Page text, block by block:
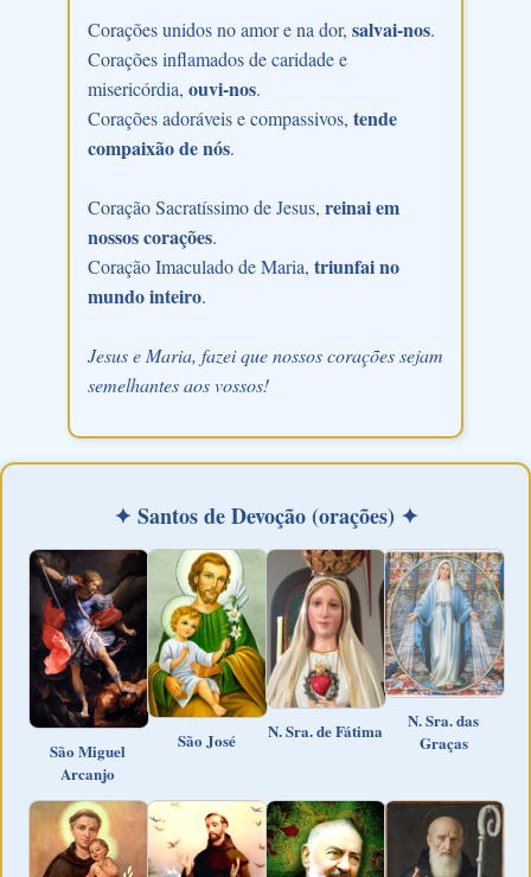
Corações unidos no amor e na dor, salvai-nos.
Corações inflamados de caridade e
misericórdia, ouvi-nos.
Corações adoráveis e compassivos, tende
compaixão de nós.
Coração Sacratíssimo de Jesus, reinai em
nossos corações.
Coração Imaculado de Maria, triunfai no
mundo inteiro.
Jesus e Maria, fazei que nossos corações sejam
semelhantes aos vossos!
✦ Santos de Devoção (orações) ✦
São Miguel
Arcanjo
São José N. Sra. de Fátima
N. Sra. das
Graças